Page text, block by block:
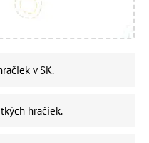
v SK.
hračiek.